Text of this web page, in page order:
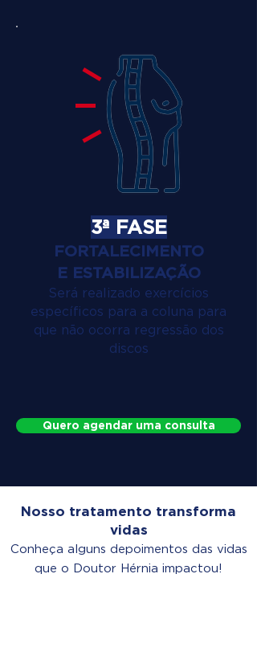
3ª FASE
FORTALECIMENTO
E ESTABILIZAÇÃO
Será realizado exercícios
específicos para a coluna para
que não ocorra regressão dos
discos
Quero agendar uma consulta
Nosso tratamento transforma
vidas
Conheça alguns depoimentos das vidas
que o Doutor Hérnia impactou!